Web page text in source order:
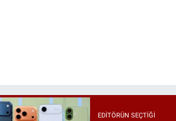
EDITÖRÜN SEÇTIĞI